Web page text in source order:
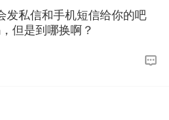
发私信和手机短信给你的吧
但是到哪换啊？